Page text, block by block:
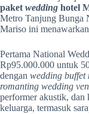
paket wedding hotel
Metro Tanjung Bunga
Mariso ini
Pertama National
Rp95.000.000 untuk
dengan wedding buffet
romanting wedding
performer akustik, dan
keluarga, termasuk